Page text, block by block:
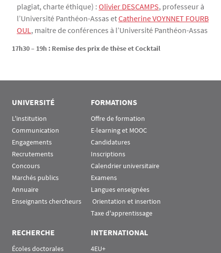
plagiat, charte éthique) : Olivier DESCAMPS, professeur à
l’Université Panthéon-Assas etCatherine VOYNNET FOURB
OUL, maitre de conférences à l’Université Panthéon-Assas
17h30 – 19h : Remise des prix de thèse et Cocktail
UNIVERSITÉ
L'institution
Communication
Engagements
Recrutements
Concours
Marchés publics
Annuaire
Enseignants chercheurs
FORMATIONS
Offre de formation
E-learning et MOOC
Candidatures
Inscriptions
Calendrier universitaire
Examens
Langues enseignées
Orientation et insertion
Taxe d'apprentissage
RECHERCHE
Écoles doctorales
INTERNATIONAL
4EU+